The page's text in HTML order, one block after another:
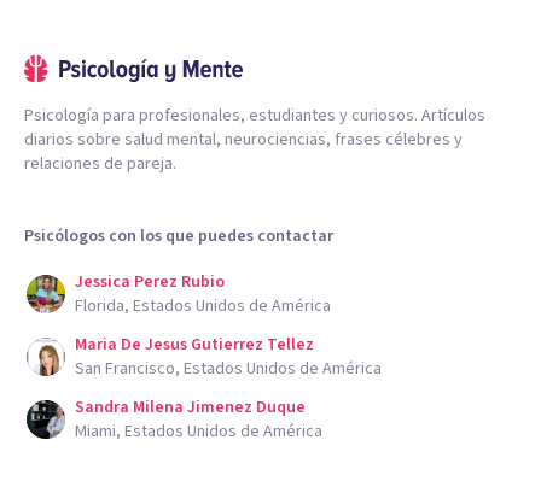
Psicología para profesionales, estudiantes y curiosos. Artículos
diarios sobre salud mental, neurociencias, frases célebres y
relaciones de pareja.
Psicólogos con los que puedes contactar
Jessica Perez Rubio
Florida, Estados Unidos de América
Maria De Jesus Gutierrez Tellez
San Francisco, Estados Unidos de América
Sandra Milena Jimenez Duque
Miami, Estados Unidos de América